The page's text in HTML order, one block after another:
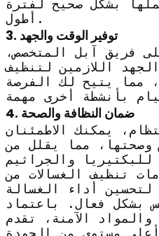
بشكل صحيح لفترة
أطول.
3. توفير الوقت والجهد
فريق آبل المتخصص،
اللازمين لتنظيف
مما يتيح لك الفرصة
4. ضمان النظافة والصحة
يمكنك الاطمئنان
وصحتها، مما يقلل من
تنظيف الغسالات من
لتحسين أداء الغسالة
بشكل فعال. باعتماد
الآمنة، تقدم
مستوى من الجودة